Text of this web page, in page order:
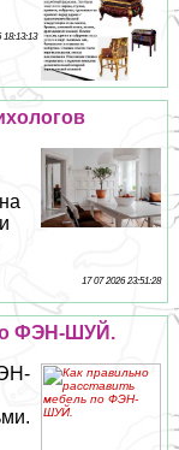
18:13:13
17 07 2026 23:51:28
ФЭН-ШУЙ.